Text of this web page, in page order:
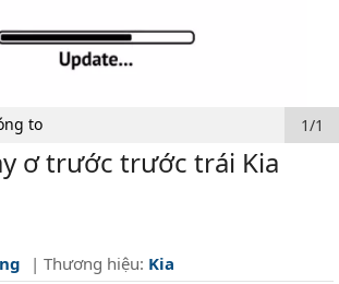
to 1/1
ơ trước trước trái Kia
| Thương hiệu: Kia